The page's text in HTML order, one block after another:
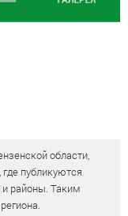
области,
публикуются
районы. Таким